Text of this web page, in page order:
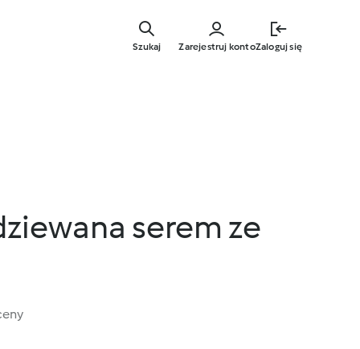
głównej
Zarejestruj kontoZaloguj się
Szukaj
serem ze